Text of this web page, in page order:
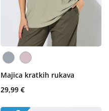
Majica kratkih rukava
29,99 €